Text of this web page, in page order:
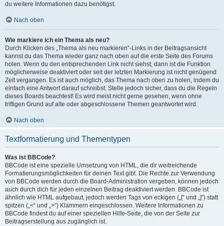
du weitere Informationen dazu benötigst.
Nach oben
Wie markiere ich ein Thema als neu?
Durch Klicken des „Thema als neu markieren“-Links in der Beitragsansicht
kannst du das Thema wieder ganz nach oben auf die erste Seite des Forums
holen. Wenn du den entsprechenden Link nicht siehst, dann ist die Funktion
möglicherweise deaktiviert oder seit der letzten Markierung ist nicht genügend
Zeit vergangen. Es ist auch möglich, das Thema nach oben zu holen, indem du
einfach eine Antwort darauf schreibst. Stelle jedoch sicher, dass du die Regeln
dieses Boards beachtest! Es wird meist nicht gerne gesehen, wenn ohne
triftigen Grund auf alte oder abgeschlossene Themen geantwortet wird.
Nach oben
Textformatierung und Thementypen
Was ist BBCode?
BBCode ist eine spezielle Umsetzung von HTML, die dir weitreichende
Formatierungsmöglichkeiten für deinen Text gibt. Die Rechte zur Verwendung
von BBCode werden durch die Board-Administration vergeben, können jedoch
auch durch dich für jeden einzelnen Beitrag deaktiviert werden. BBCode ist
ähnlich wie HTML aufgebaut, jedoch werden Tags von eckigen („[“ und „]“) statt
spitzen („<“ und „>“) Klammern eingeschlossen. Weitere Informationen zu
BBCode findest du auf einer speziellen Hilfe-Seite, die von der Seite zur
Beitragserstellung aus zugänglich ist.